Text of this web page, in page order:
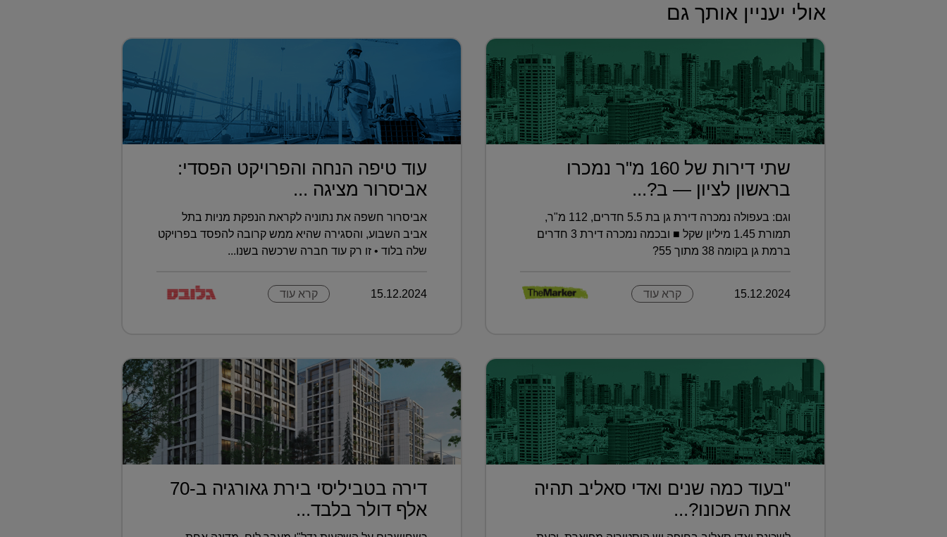
אולי יעניין אותך גם
שתי דירות של 160 מ"ר נמכרו
בראשון לציון — ב?...
וגם: בעפולה נמכרה דירת גן בת 5.5 חדרים, 112 מ"ר,
תמורת 1.45 מיליון שקל ■ ובכמה נמכרה דירת 3 חדרים
ברמת גן בקומה 38 מתוך 55?
15.12.2024 קרא עוד
עוד טיפה הנחה והפרויקט הפסדי:
אביסרור מציגה ...
אביסרור חשפה את נתוניה לקראת הנפקת מניות בתל
אביב השבוע, והסגירה שהיא ממש קרובה להפסד בפרויקט
שלה בלוד • זו רק עוד חברה שרכשה בשנו...
15.12.2024 קרא עוד
"בעוד כמה שנים ואדי סאליב תהיה
אחת השכונו?...
דירה בטביליסי בירת גאורגיה ב-70
אלף דולר בלבד...